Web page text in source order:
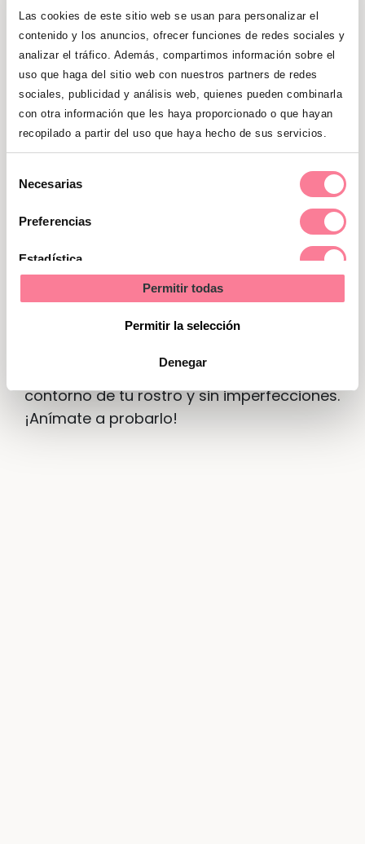
Las cookies de este sitio web se usan para personalizar el
contenido y los anuncios, ofrecer funciones de redes sociales y
analizar el tráfico. Además, compartimos información sobre el
uso que haga del sitio web con nuestros partners de redes
sociales, publicidad y análisis web, quienes pueden combinarla
con otra información que les haya proporcionado o que hayan
recopilado a partir del uso que haya hecho de sus servicios.
Necesarias
Preferencias
Estadística
Permitir todas
Permitir la selección
Denegar
alrededor y pintalo de este rosa, dará la
sensación de que es la boca de un payaso.
Dibuja el ojo para que parezca que lleva
sombreado, y aporta un extra de luz con el
amarillo justo debajo de la ceja.
Por último, finaliza con un poco de amarillo y
rosa por encima de la ceja para iluminar
toda la zona superior.
Te puedes imaginar que el aspecto de tu
cara después de seguir estos pasos no es
precisamente discreta, pero ahora viene lo
curioso de esta técnica, con una esponja
de maquillaje, que sea bien firme, las
mejores son las que son redondas en
forma de cono, tienes que ir difuminando
maquillaje quedará perfecto, adecuado al
contorno de tu rostro y sin imperfecciones.
¡Anímate a probarlo!